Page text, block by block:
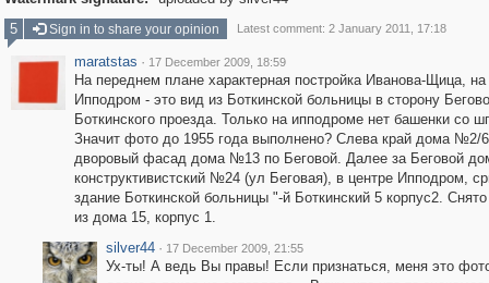
5
Sign in to share your opinion Latest comment: 2 January 2011, 17:18
maratstas · 17 December 2009, 18:59
На переднем плане характерная постройка Иванова-Щица, на
Ипподром - это вид из Боткинской больницы в сторону
Боткинского проезда. Только на ипподроме нет башенки со
Значит фото до 1955 года выполнено? Слева край дома №2/
дворовый фасад дома №13 по Беговой. Далее за Беговой
конструктивистский №24 (ул Беговая), в центре Ипподром,
здание Боткинской больницы "-й Боткинский 5 корпус2.
из дома 15, корпус 1.
silver44 · 17 December 2009, 21:55
Ух-ты! А ведь Вы правы! Если признаться, меня это